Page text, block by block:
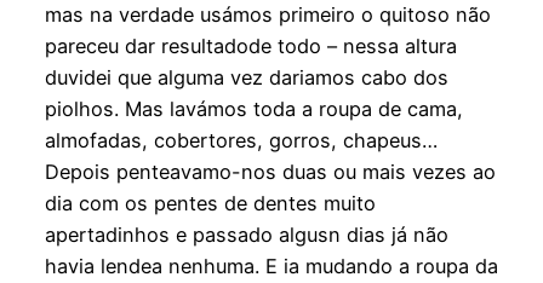
mas na verdade usámos primeiro o quitoso não
pareceu dar resultadode todo – nessa altura
duvidei que alguma vez dariamos cabo dos
piolhos. Mas lavámos toda a roupa de cama,
almofadas, cobertores, gorros, chapeus…
Depois penteavamo-nos duas ou mais vezes ao
dia com os pentes de dentes muito
apertadinhos e passado algusn dias já não
havia lendea nenhuma. E ia mudando a roupa da